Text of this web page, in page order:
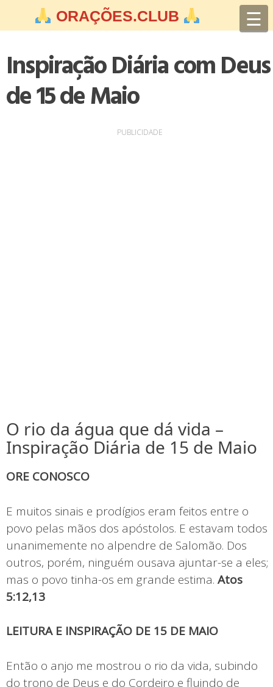
ORAÇÕES.CLUB ☰
Inspiração Diária com Deus
de 15 de Maio
PUBLICIDADE
O rio da água que dá vida –
Inspiração Diária de 15 de Maio
ORE CONOSCO
E muitos sinais e prodígios eram feitos entre o
povo pelas mãos dos apóstolos. E estavam todos
unanimemente no alpendre de Salomão. Dos
outros, porém, ninguém ousava ajuntar-se a eles;
mas o povo tinha-os em grande estima. Atos
5:12,13
LEITURA E INSPIRAÇÃO DE 15 DE MAIO
Então o anjo me mostrou o rio da vida, subindo
do trono de Deus e do Cordeiro e fluindo de